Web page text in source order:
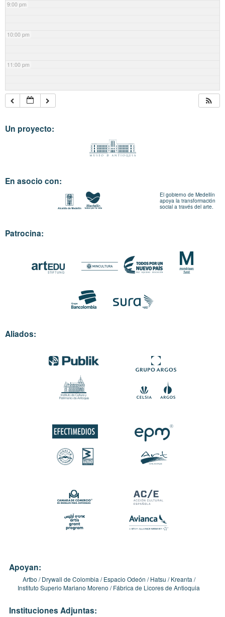
9:00 pm
10:00 pm
11:00 pm
Un proyecto:
En asocio con:
El gobierno de Medellín
apoya la transformación
social a través del arte.
Patrocina:
Aliados:
Apoyan:
Artbo Drywall de Colombia Espacio Odeón Hatsu
Kreanta
Instituto Superio Mariano Moreno
Fábrica de Licores de Antioquia
Instituciones Adjuntas: